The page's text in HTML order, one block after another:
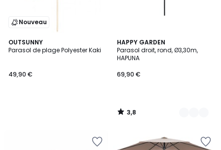
Nouveau
OUTSUNNY
Parasol de plage Polyester Kaki
49,90 €
HAPPY GARDEN
Parasol droit, rond, Ø3,30m,
HAPUNA
69,90 €
3,8
/ 5
2
Couleurs
3,8
/